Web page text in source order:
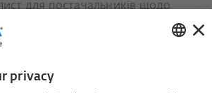
для постачальників щодо